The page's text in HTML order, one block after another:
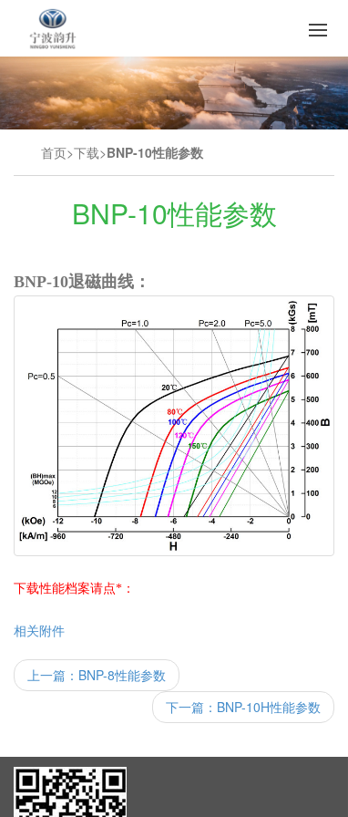
首页 下载 BNP-10性能参数
BNP-10性能参数
BNP-10退磁曲线：
下载性能档案请点*：
相关附件
上一篇： BNP-8性能参数
下一篇： BNP-10H性能参数